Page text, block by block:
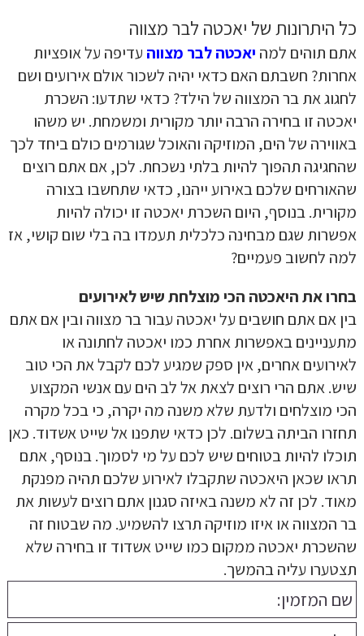
כל היתרונות של יאכטה לבר מצווה
אתם תוהים למה יאכטה לבר מצווה עדיפה על אופציות
אחרות? חשבתם האם כדאי יהיה לשכור אולם אירועים ושם
לחגוג את בר המצווה של הילד? כדאי שתדעו: השכרת
יאכטה זו בחירה הרבה יותר מקורית ומשמחת. יש משהו
באווירה של הים, המוזיקה והאוכל שגורמים כולם ביחד לכך
שהחגיגה תהפוך להיות בלתי נשכחת. לכן, אם אתם רוצים
שהאורחים שלכם באירוע ייהנו, כדאי שתחשבו בצורה
מקורית. בנוסף, היום השכרת יאכטה זו יכולה להיות
אפשרות שגם מבחינה כלכלית תעמדו בה בלי שום קושי, אז
למה לחשוב פעמיים?
בחרו את היאכטה הכי מוצלחת שיש לאירועים
בין אם אתם חושבים על יאכטה עבור בר מצווה ובין אם אתם
מתעניינים באפשרות אחרת כמו יאכטה לחתונה או
לאירועים אחרים, אין ספק שמגיע לכם לקבל את הכי טוב
שיש. אתם הרי רוצים לצאת אל לב הים עם אנשי המקצוע
הכי מוצלחים ולדעת שלא משנה מה יקרה, כי בכל מקרה
תחזרו הביתה בשלום. לכן כדאי שתפנו אל שייט אשדוד. כאן
תוכלו להיות בטוחים שיש לכם על מי לסמוך. בנוסף, אתם
תראו שכאן היאכטה שתקבלו לאירוע שלכם תהיה מפנקת
מאוד. לכן זה לא משנה באיזה סגנון אתם רוצים לעשות את
בר המצווה או איזו מוזיקה תרצו להשמיע. מה שבטוח זה
שהשכרת יאכטה ממקום כמו שייט אשדוד זו בחירה שלא
תצטערו עליה בהמשך.